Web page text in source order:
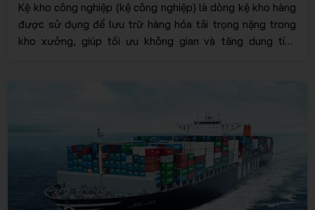
Kệ kho công nghiệp (kệ công nghiệp) là dòng kệ kho hàng
được sử dụng để lưu trữ hàng hóa tải trọng nặng trong
kho xưởng, giúp tối ưu không gian và tăng dung tích
lựa chọn giải pháp phù hợp khi đầu tư.